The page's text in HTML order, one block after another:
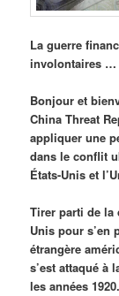
La guerre
involontaires …
Bonjour et
China Threat
appliquer une
dans le conflit
États-Unis et
Tirer parti de la
Unis pour s’en
étrangère
s’est attaqué à
les années 1920.